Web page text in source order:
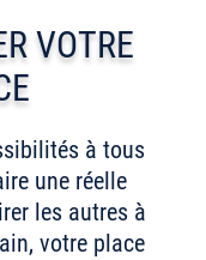
VOTRE
à tous
une réelle
les autres à
votre place